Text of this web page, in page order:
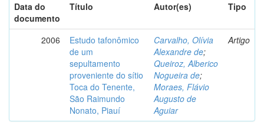
Data do
documento
Título Autor(es) Tipo
2006
Estudo tafonômico
de um
sepultamento
proveniente do sítio
Toca do Tenente,
São Raimundo
Nonato, Piauí
Carvalho, Olívia
Alexandre de;
Queiroz, Alberico
Nogueira de;
Moraes, Flávio
Augusto de
Aguiar
Artigo